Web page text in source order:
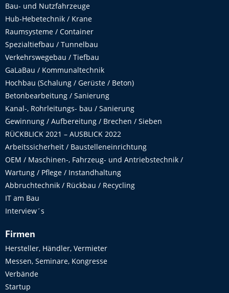
Bau- und Nutzfahrzeuge
Hub-Hebetechnik / Krane
Raumsysteme / Container
Spezialtiefbau / Tunnelbau
Verkehrswegebau / Tiefbau
GaLaBau / Kommunaltechnik
Hochbau (Schalung / Gerüste / Beton)
Betonbearbeitung / Sanierung
Kanal-, Rohrleitungs- bau / Sanierung
Gewinnung / Aufbereitung / Brechen / Sieben
RÜCKBLICK 2021 – AUSBLICK 2022
Arbeitssicherheit / Baustelleneinrichtung
OEM / Maschinen-, Fahrzeug- und Antriebstechnik /
Wartung / Pflege / Instandhaltung
Abbruchtechnik / Rückbau / Recycling
IT am Bau
Interview´s
Firmen
Hersteller, Händler, Vermieter
Messen, Seminare, Kongresse
Verbände
Startup